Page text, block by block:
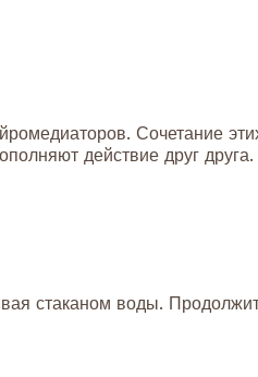
Сочетание
действие друг друга.
стаканом воды.